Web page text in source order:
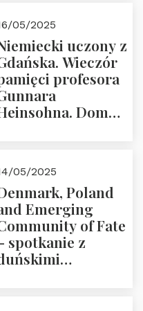
Trójmorza 23
2025 r. godz.
05/2025
uczony z
Wieczór
profesora
Dom
05/2025
Poland
Emerging
of Fate
spotkanie z